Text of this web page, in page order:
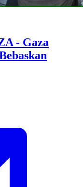
- Gaza